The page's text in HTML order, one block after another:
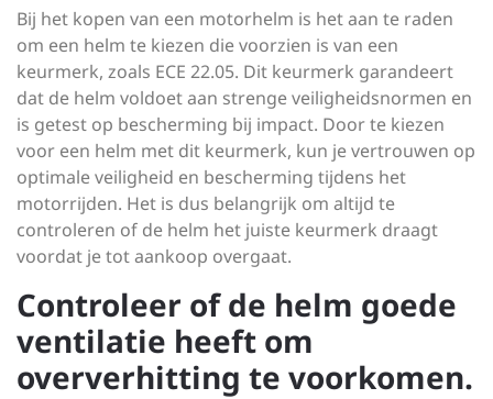
Bij het kopen van een motorhelm is het aan te raden
om een helm te kiezen die voorzien is van een
keurmerk, zoals ECE 22.05. Dit keurmerk garandeert
dat de helm voldoet aan strenge veiligheidsnormen en
is getest op bescherming bij impact. Door te kiezen
voor een helm met dit keurmerk, kun je vertrouwen op
optimale veiligheid en bescherming tijdens het
motorrijden. Het is dus belangrijk om altijd te
controleren of de helm het juiste keurmerk draagt
voordat je tot aankoop overgaat.
Controleer of de helm goede
ventilatie heeft om
oververhitting te voorkomen.